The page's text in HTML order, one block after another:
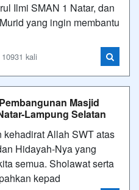
Ilmi SMAN 1 Natar, dan
yang ingin membantu
kali
Masjid
Lampung Selatan
Allah SWT atas
Hidayah-Nya yang
semua. Sholawat serta
kepad